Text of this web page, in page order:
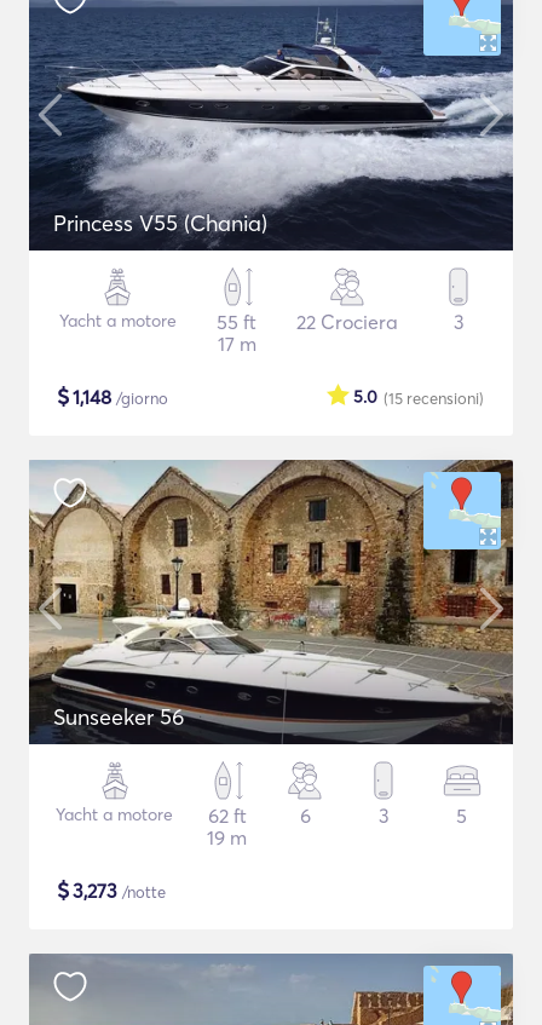
Princess V55 (Chania)
Yacht a motore
55 ft
17 m
22 Crociera 3
$1,148 /giorno (15 recensioni)
5.0
Sunseeker 56
Yacht a motore
62 ft
19 m
6 3 5
$3,273 /notte